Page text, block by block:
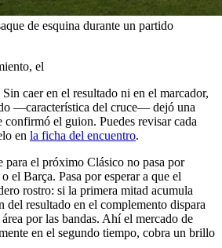
de esquina durante un partido
el
caer en el resultado ni en el marcador,
—característica del cruce— dejó una
confirmó el guion. Puedes revisar cada
en la ficha del encuentro.
para el próximo Clásico no pasa por
el Barça. Pasa por esperar a que el
rostro: si la primera mitad acumula
del resultado en el complemento dispara
por las bandas. Ahí el mercado de
en el segundo tiempo, cobra un brillo